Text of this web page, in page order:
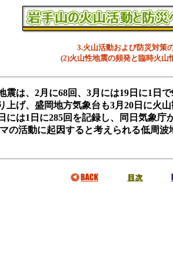
3.火山活動および防災対策
(2)火山性地震の頻発と臨時火山
は、2月に68回、3月には19日に1日
げ、盛岡地方気象台も3月20日に火
は1日に285回を記録し、同日気象
の活動に起因すると考えられる低周